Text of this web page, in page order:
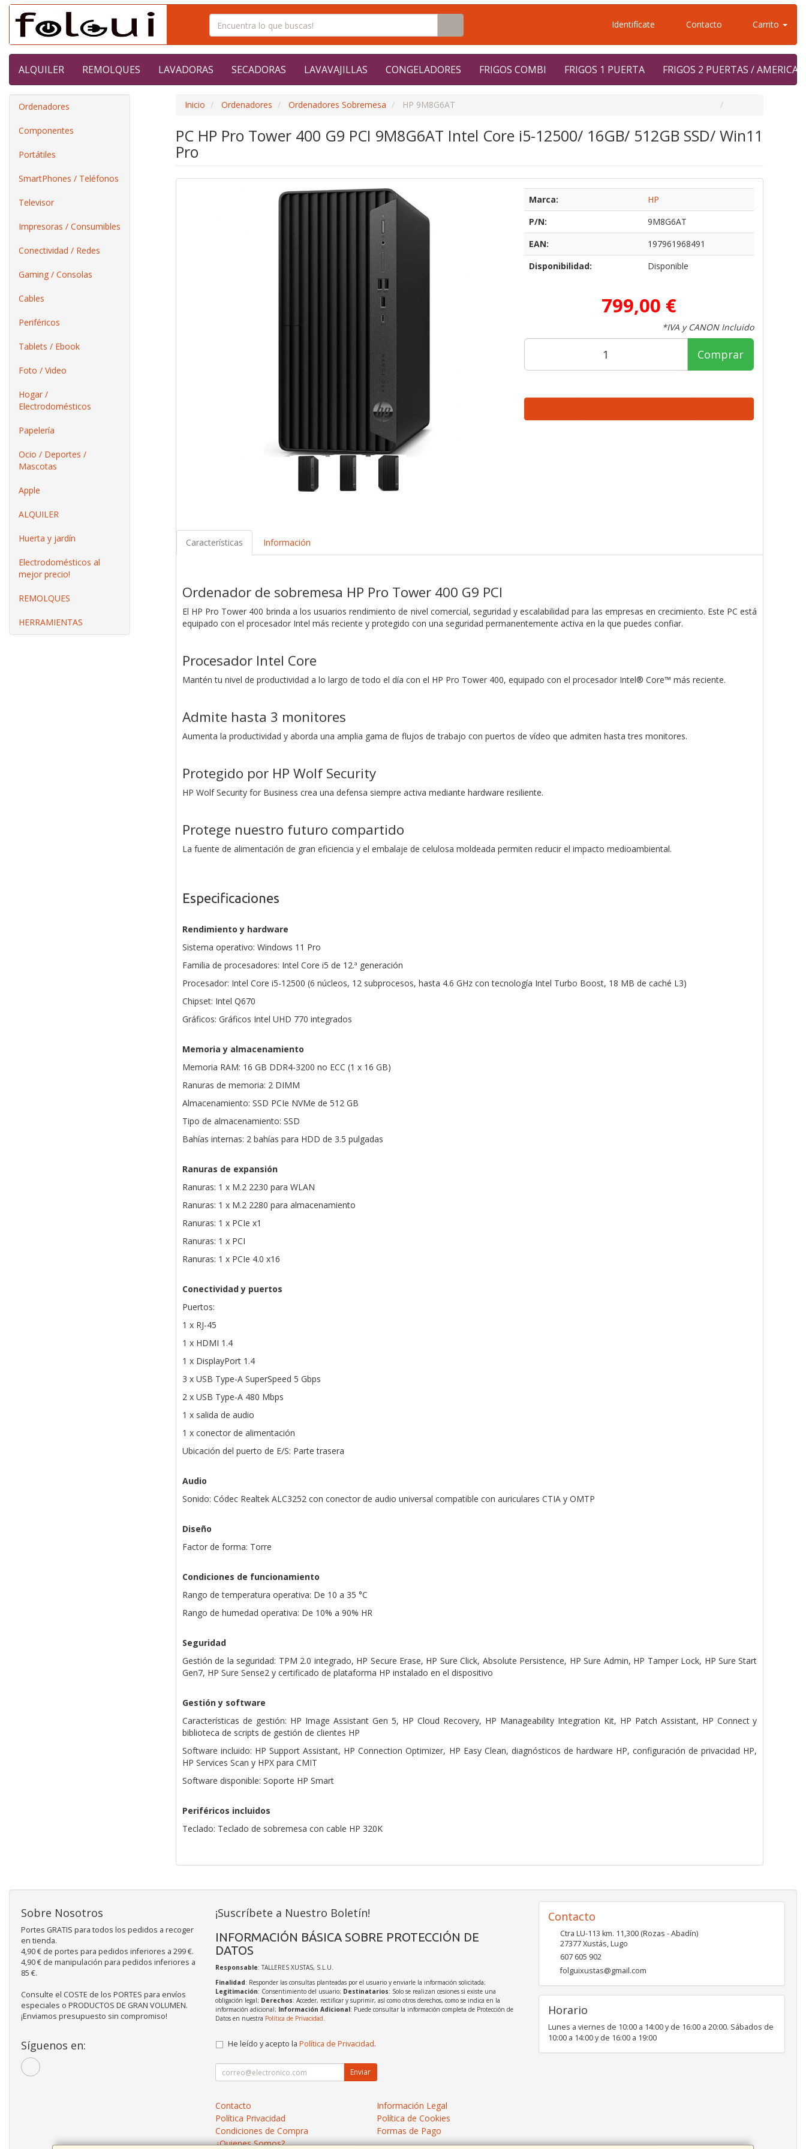
Identifícate Contacto Carrito
ALQUILER REMOLQUES LAVADORAS SECADORAS LAVAVAJILLAS CONGELADORES FRIGOS COMBI FRIGOS 1 PUERTA FRIGOS 2 PUERTAS /
Ordenadores
Componentes
Portátiles
SmartPhones / Teléfonos
Televisor
Impresoras / Consumibles
Conectividad / Redes
Gaming / Consolas
Cables
Periféricos
Tablets / Ebook
Foto / Video
Hogar /
Electrodomésticos
Papelería
Ocio / Deportes /
Mascotas
Apple
ALQUILER
Huerta y jardín
Electrodomésticos al
mejor precio!
REMOLQUES
HERRAMIENTAS
Inicio Ordenadores Ordenadores Sobremesa HP 9M8G6AT
PC HP Pro Tower 400 G9 PCI 9M8G6AT Intel Core i5-12500/ 16GB/ 512GB SSD/ Win11
Pro
Marca:
HP
P/N:
9M8G6AT
EAN:
197961968491
Disponibilidad:
Disponible
799,00 €
*IVA y CANON Incluido
Comprar
Características Información
Ordenador de sobremesa HP Pro Tower 400 G9 PCI
El HP Pro Tower 400 brinda a los usuarios rendimiento de nivel comercial, seguridad y escalabilidad para las empresas en crecimiento. Este PC está
equipado con el procesador Intel más reciente y protegido con una seguridad permanentemente activa en la que puedes confiar.
Procesador Intel Core
Mantén tu nivel de productividad a lo largo de todo el día con el HP Pro Tower 400, equipado con el procesador Intel® Core™ más reciente.
Admite hasta 3 monitores
Aumenta la productividad y aborda una amplia gama de flujos de trabajo con puertos de vídeo que admiten hasta tres monitores.
Protegido por HP Wolf Security
HP Wolf Security for Business crea una defensa siempre activa mediante hardware resiliente.
Protege nuestro futuro compartido
La fuente de alimentación de gran eficiencia y el embalaje de celulosa moldeada permiten reducir el impacto medioambiental.
Especificaciones
Rendimiento y hardware
Sistema operativo: Windows 11 Pro
Familia de procesadores: Intel Core i5 de 12.ª generación
Procesador: Intel Core i5-12500 (6 núcleos, 12 subprocesos, hasta 4.6 GHz con tecnología Intel Turbo Boost, 18 MB de caché L3)
Chipset: Intel Q670
Gráficos: Gráficos Intel UHD 770 integrados
Memoria y almacenamiento
Memoria RAM: 16 GB DDR4-3200 no ECC (1 x 16 GB)
Ranuras de memoria: 2 DIMM
Almacenamiento: SSD PCIe NVMe de 512 GB
Tipo de almacenamiento: SSD
Bahías internas: 2 bahías para HDD de 3.5 pulgadas
Ranuras de expansión
Ranuras: 1 x M.2 2230 para WLAN
Ranuras: 1 x M.2 2280 para almacenamiento
Ranuras: 1 x PCIe x1
Ranuras: 1 x PCI
Ranuras: 1 x PCIe 4.0 x16
Conectividad y puertos
Puertos:
1 x RJ-45
1 x HDMI 1.4
1 x DisplayPort 1.4
3 x USB Type-A SuperSpeed 5 Gbps
2 x USB Type-A 480 Mbps
1 x salida de audio
1 x conector de alimentación
Ubicación del puerto de E/S: Parte trasera
Audio
Sonido: Códec Realtek ALC3252 con conector de audio universal compatible con auriculares CTIA y OMTP
Diseño
Factor de forma: Torre
Condiciones de funcionamiento
Rango de temperatura operativa: De 10 a 35 °C
Rango de humedad operativa: De 10% a 90% HR
Seguridad
Gestión de la seguridad: TPM 2.0 integrado, HP Secure Erase, HP Sure Click, Absolute Persistence, HP Sure Admin, HP Tamper Lock, HP Sure Start
Gen7, HP Sure Sense2 y certificado de plataforma HP instalado en el dispositivo
Gestión y software
Características de gestión: HP Image Assistant Gen 5, HP Cloud Recovery, HP Manageability Integration Kit, HP Patch Assistant, HP Connect y
biblioteca de scripts de gestión de clientes HP
Software incluido: HP Support Assistant, HP Connection Optimizer, HP Easy Clean, diagnósticos de hardware HP, configuración de privacidad HP,
HP Services Scan y HPX para CMIT
Software disponible: Soporte HP Smart
Periféricos incluidos
Teclado: Teclado de sobremesa con cable HP 320K
Sobre Nosotros
Portes GRATIS para todos los pedidos a recoger
en tienda.
4,90 € de portes para pedidos inferiores a 299 €.
4,90 € de manipulación para pedidos inferiores a
85 €.
Consulte el COSTE de los PORTES para envíos
especiales o PRODUCTOS DE GRAN VOLUMEN.
¡Enviamos presupuesto sin compromiso!
Síguenos en:
¡Suscríbete a Nuestro Boletín!
INFORMACIÓN BÁSICA SOBRE PROTECCIÓN DE
DATOS
Responsable: TALLERES XUSTAS, S.L.U.
Finalidad: Responder las consultas planteadas por el usuario y enviarle la información solicitada;
Legitimación: Consentimiento del usuario; Destinatarios: Solo se realizan cesiones si existe una
obligación legal; Derechos: Acceder, rectificar y suprimir, así como otros derechos, como se indica en la
información adicional; Información Adicional: Puede consultar la información completa de Protección de
Datos en nuestra Política de Privacidad.
He leído y acepto la Política de Privacidad.
Enviar
Contacto
Información Legal
Política Privacidad
Política de Cookies
Condiciones de Compra
Formas de Pago
¿Quienes Somos?
Contacto
Ctra LU-113 km. 11,300 (Rozas - Abadín)
27377Xustás,Lugo
607 605 902
folguixustas@gmail.com
Horario
Lunes a viernes de 10:00 a 14:00 y de 16:00 a 20:00. Sábados de
10:00 a 14:00 y de 16:00 a 19:00